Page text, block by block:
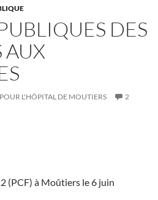
DES
AUX
L'HÔPITAL DE MOUTIERS
2
(PCF) à Moûtiers le 6 juin